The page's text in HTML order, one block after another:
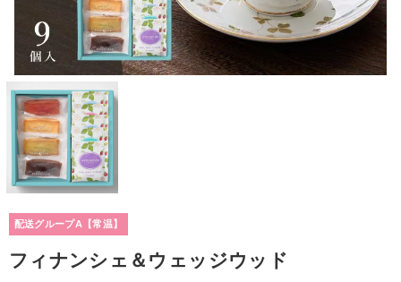
配送グループA【常温】
フィナンシェ＆ウェッジウッド